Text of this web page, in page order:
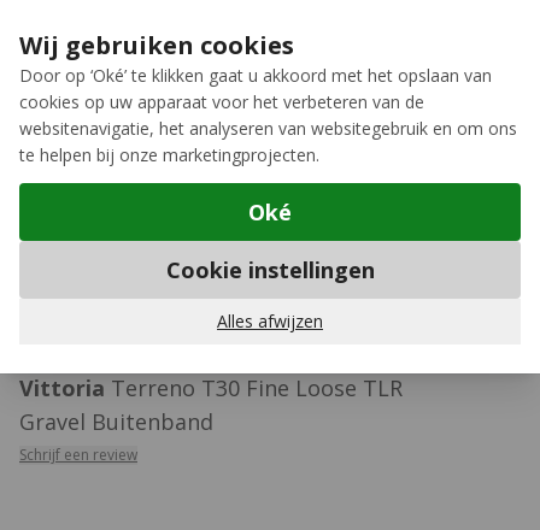
Wij gebruiken cookies
Door op ‘Oké’ te klikken gaat u akkoord met het opslaan van
cookies op uw apparaat voor het verbeteren van de
websitenavigatie, het analyseren van websitegebruik en om ons
te helpen bij onze marketingprojecten.
Oké
Cookie instellingen
Alles afwijzen
Meer keuze, meer plezier
12GO Biking
Tubeless banden
Vittoria Terreno T30 Fine Loose TLR
Gravel Buitenband
Schrijf een review